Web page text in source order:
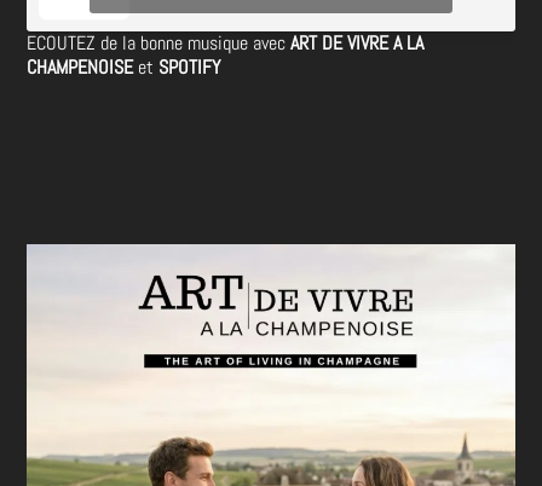
ECOUTEZ de la bonne musique avecART DE VIVRE A LA
CHAMPENOISEet SPOTIFY